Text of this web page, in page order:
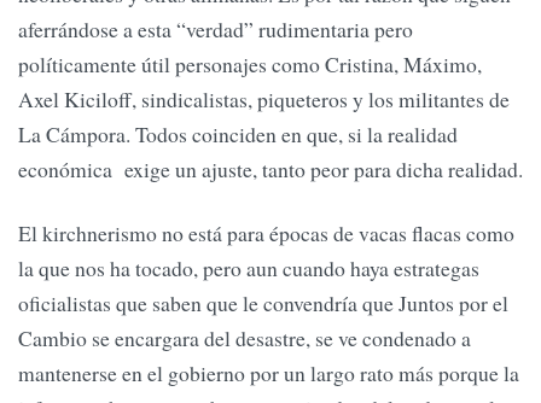
aferrándose a esta “verdad” rudimentaria pero
políticamente útil personajes como Cristina, Máximo,
Axel Kiciloff, sindicalistas, piqueteros y los militantes de
La Cámpora. Todos coinciden en que, si la realidad
económica exige un ajuste, tanto peor para dicha realidad.
El kirchnerismo no está para épocas de vacas flacas como
la que nos ha tocado, pero aun cuando haya estrategas
oficialistas que saben que le convendría que Juntos por el
Cambio se encargara del desastre, se ve condenado a
mantenerse en el gobierno por un largo rato más porque la